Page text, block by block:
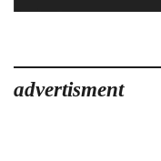
advertisment